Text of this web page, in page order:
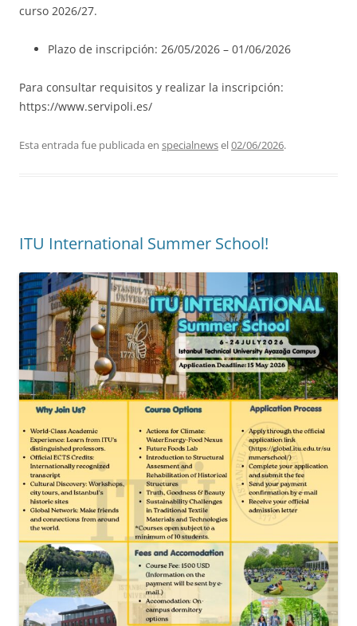
curso 2026/27.
Plazo de inscripción: 26/05/2026 – 01/06/2026
Para consultar requisitos y realizar la inscripción:
https://www.servipoli.es/
Esta entrada fue publicada en specialnewsel02/06/2026.
ITU International Summer School!